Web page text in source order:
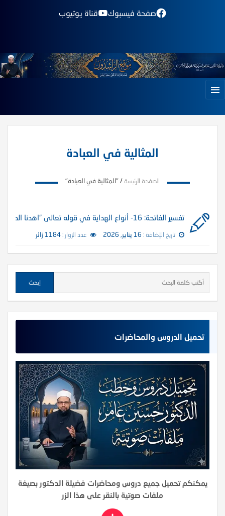
صفحة فيسبوك قناة يوتيوب
المثالية في العبادة
الصفحة الرئيسة /"المثالية في العبادة"
تفسير الفاتحة: 16- أنواع الهداية في قوله تعالى “اهدنا الصراط المستقيم”
تاريخ الإضافة : 16 يناير, 2026 عدد الزوار :1184 زائر
تحميل الدروس والمحاضرات
يمكنكم تحميل جميع دروس ومحاضرات فضيلة الدكتور بصيغة
ملفات صوتية بالنقر على هذا الزر